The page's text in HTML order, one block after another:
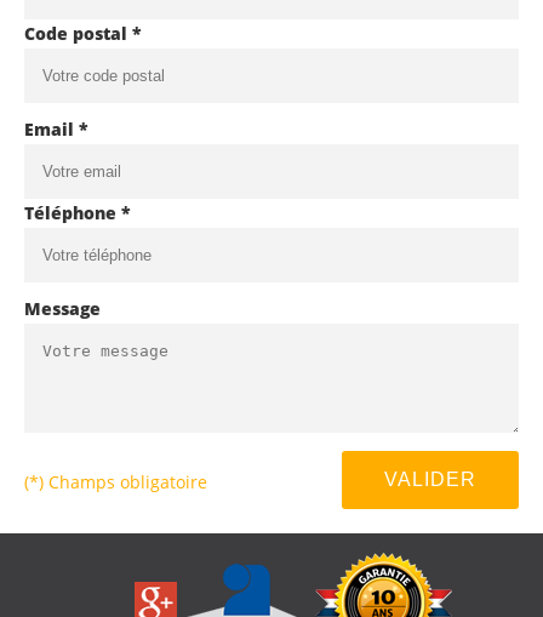
Code postal *
Email *
Téléphone *
Message
(*) Champs obligatoire